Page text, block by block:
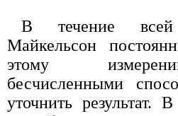
В течение
Майкельсон
этому
бесчисленными
уточнить результат.